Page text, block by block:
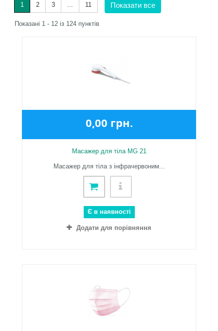
Показати все
1 2 3 11
Показані 1 - 12 із 124 пунктів
0,00 грн.
Масажер для тіла MG 21
Масажер для тіла з інфрачервоним...
Є в наявності
Додати для порівняння